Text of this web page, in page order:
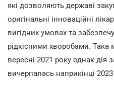
які дозволяють державі
оригінальні інноваційні
вигідних умовах та
рідкісними хворобами. Така
вересні 2021 року однак дія
вичерпалась наприкінці 2023